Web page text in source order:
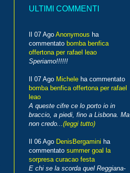
ULTIMI COMMENTI
Il 07 Ago Anonymous ha
commentato bomba benfica
offertona per rafael leao
Speriamo!!!!!!
Il 07 Ago Michele ha commentato
bomba benfica offertona per rafael
leao
A queste cifre ce lo porto io in
braccio, a piedi, fino a Lisbona. Ma
non credo...(leggi tutto)
Il 06 Ago DenisBergamini ha
commentato summer goal la
sorpresa curacao festa
E chi se la scorda quel Reggiana-